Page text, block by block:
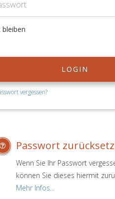
bleiben
LOGIN
vergessen?
Passwort
Wenn Sie Ihr Passwort
können Sie dieses hiermit
Mehr Infos...